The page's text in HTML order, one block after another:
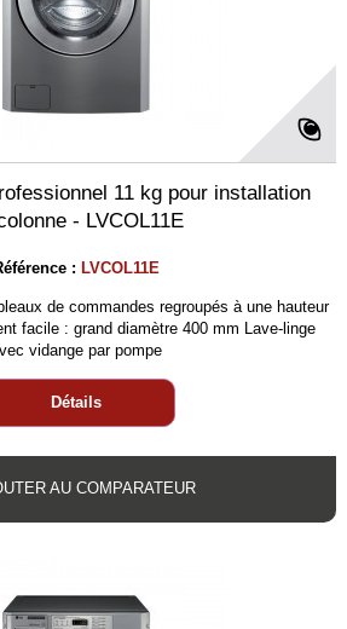
11 kg pour installation
- LVCOL11E
: LVCOL11E
de commandes regroupés à une hauteur
facile : grand diamètre 400 mm Lave-linge
vidange par pompe
Détails
AU COMPARATEUR